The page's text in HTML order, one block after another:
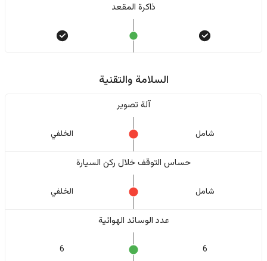
ذاكرة المقعد
السلامة والتقنية
آلة تصوير
شامل الخلفي
حساس التوقف خلال ركن السيارة
شامل الخلفي
عدد الوسائد الهوائية
6
6